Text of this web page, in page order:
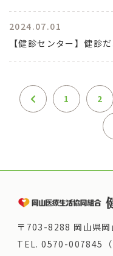
2024.07.01
【健診センター】健
1 2
〒703-8288 岡山県
TEL.0570-007845（